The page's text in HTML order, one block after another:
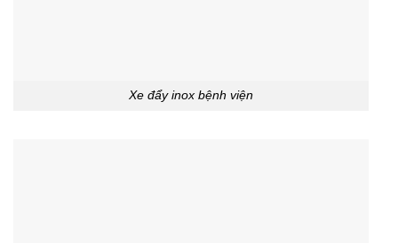
Xe đẩy inox bệnh viện